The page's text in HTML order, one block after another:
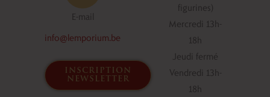
E-mail
info@lemporium.be
inscription
newsletter
figurines)
Mercredi 13h-
18h
Jeudi fermé
Vendredi 13h-
18h